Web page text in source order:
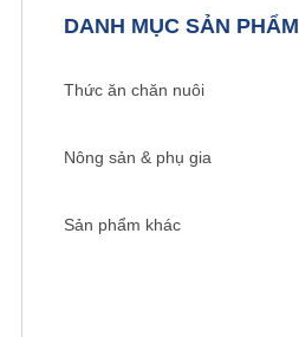
DANH MỤC SẢN PHẨM
Thức ăn chăn nuôi
Nông sản & phụ gia
Sản phẩm khác